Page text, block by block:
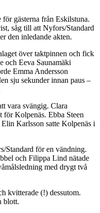
gästerna från Eskilstuna.
såg till att Nyfors/Standard
den inledande akten.
över taktpinnen och fick
och Eeva Saunamäki
Emma Andersson
sju sekunder innan paus –
vara svängig. Clara
för Kolpenäs. Ebba Steen
Karlsson satte Kolpenäs i
Standard för en vändning.
och Filippa Lind nätade
med drygt två
kvitterade (!) dessutom.
blott.